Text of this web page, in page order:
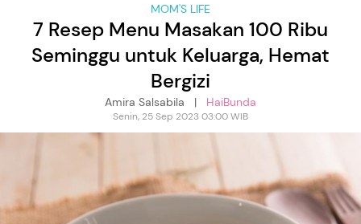
MOM'S LIFE
7 Resep Menu Masakan 100 Ribu
Seminggu untuk Keluarga, Hemat
Bergizi
Amira Salsabila | HaiBunda
Senin, 25 Sep 2023 03:00 WIB